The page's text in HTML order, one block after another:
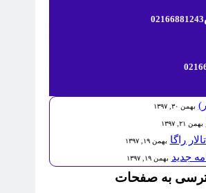
02166881243
بهمن ۳۰, ۱۳۹۷
بهمن ۲۱, ۱۳۹۷
راگا بهمن ۱۹, ۱۳۹۷
جدید بهمن ۱۹, ۱۳۹۷
به صفحات